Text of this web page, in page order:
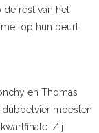
rest van het
op hun beurt
en Thomas
moesten
Zij